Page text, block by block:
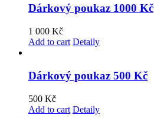
Dárkový poukaz 1000 Kč
1 000 Kč
Add to cart Detaily
Dárkový poukaz 500 Kč
500 Kč
Add to cart Detaily